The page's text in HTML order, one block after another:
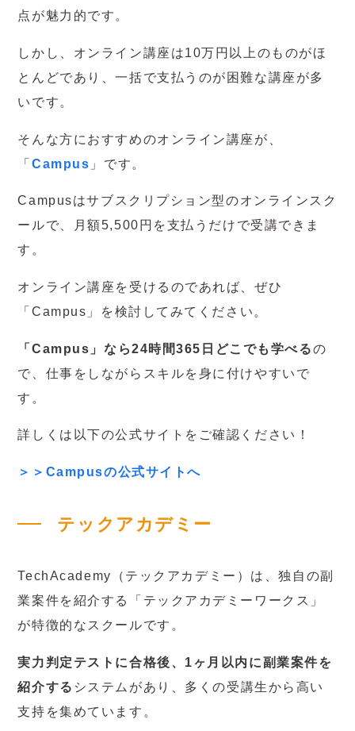
点が魅力的です。
しかし、オンライン講座は10万円以上のものがほ
とんどであり、一括で支払うのが困難な講座が多
いです。
そんな方におすすめのオンライン講座が、
「 Campus 」です。
Campusはサブスクリプション型のオンラインスク
ールで、月額5,500円を支払うだけで受講できま
す。
オンライン講座を受けるのであれば、ぜひ
「Campus」を検討してみてください。
「Campus」なら24時間365日どこでも学べるの
で、仕事をしながらスキルを身に付けやすいで
す。
詳しくは以下の公式サイトをご確認ください！
＞＞Campusの公式サイトへ
テックアカデミー
TechAcademy（テックアカデミー）は、独自の副
業案件を紹介する「テックアカデミーワークス」
が特徴的なスクールです。
実力判定テストに合格後、1ヶ月以内に副業案件を
紹介する システムがあり、多くの受講生から高い
支持を集めています。